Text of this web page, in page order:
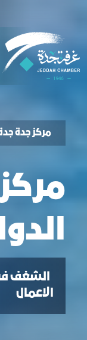
مركز
مركز جدة
الشغف
الاعمال